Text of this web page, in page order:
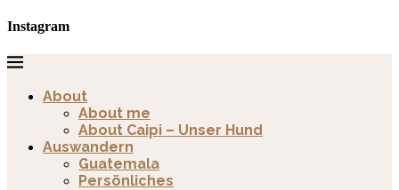
Instagram
About
About me
About Caipi – Unser Hund
Auswandern
Guatemala
Persönliches